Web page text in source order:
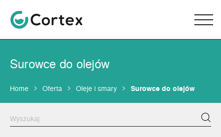
Surowce do olejów
Home Oferta Oleje i smary Surowce do olejów